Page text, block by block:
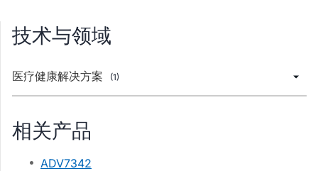
技术与领域
医疗健康解决方案 (1)
相关产品
ADV7342